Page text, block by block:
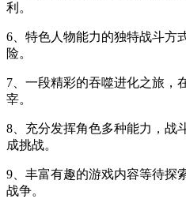
利。
6、特色人物能力的独特战斗方
险。
7、一段精彩的吞噬进化之旅，
宰。
8、充分发挥角色多种能力，战
成挑战。
9、丰富有趣的游戏内容等待探
战争。